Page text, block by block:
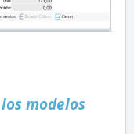
modelos